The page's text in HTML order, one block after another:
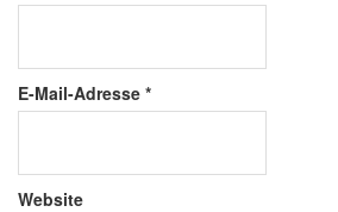
E-Mail-Adresse *
Website